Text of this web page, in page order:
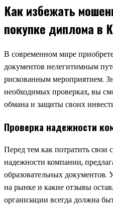
Как избежать
покупке диплома в
В современном мире
документов нелегитимным
рискованным мероприятием.
необходимых проверках, вы
обмана и защиты своих
Проверка надежности
Перед тем как потратить свои
надежности компании,
образовательных документов.
на рынке и какие отзывы
организации всегда должна